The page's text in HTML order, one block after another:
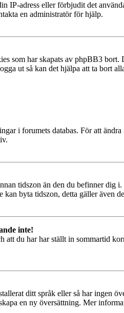
IP-adress eller förbjudit det
en administratör för hjälp.
som har skapats av phpBB3
ut så kan det hjälpa att ta bort
i forumets databas. För att
tidszon än den du befinner
kan byta tidszon, detta gäller även
inte!
att du har har ställt in sommartid
ditt språk eller så har ingen
en ny översättning. Mer